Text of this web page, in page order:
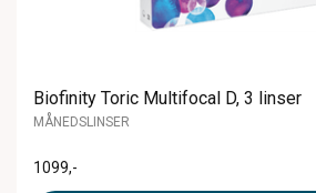
Biofinity Toric Multifocal D, 3 linser
MÅNEDSLINSER
1099,-